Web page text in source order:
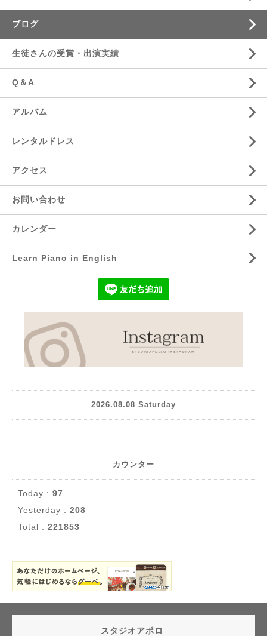
ブログ
生徒さんの受賞・出演実績
Q＆A
アルバム
レンタルドレス
アクセス
お問い合わせ
カレンダー
Learn Piano in English
2026.08.08 Saturday
カウンター
Today : 97
Yesterday : 208
Total : 221853
スタジオアポロ